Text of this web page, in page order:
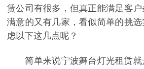
赁公司有很多，但真正能满足客
满意的又有几家，看似简单的挑
虑以下这几点呢？
简单来说宁波舞台灯光租赁